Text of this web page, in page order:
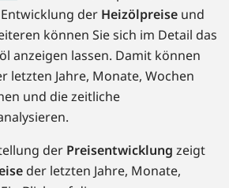
der Heizölpreise und
können Sie sich im Detail das
anzeigen lassen. Damit können
letzten Jahre, Monate, Wochen
und die zeitliche
der Preisentwicklung zeigt
der letzten Jahre, Monate,